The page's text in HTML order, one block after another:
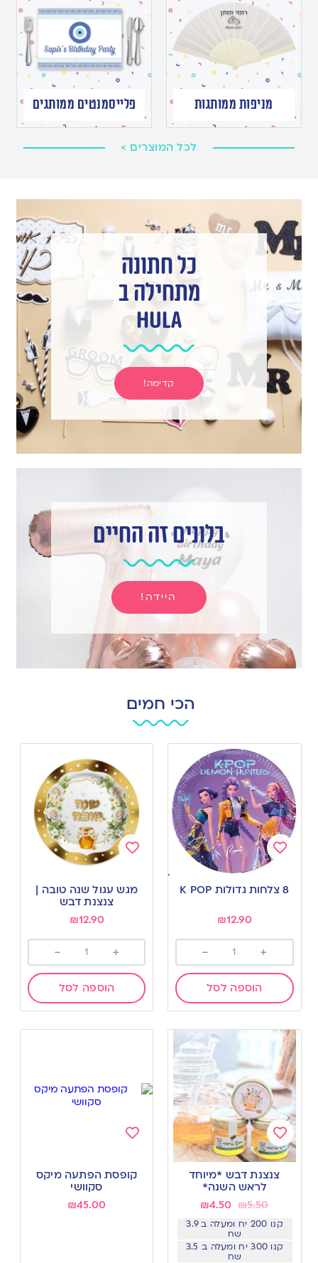
מניפות ממותגות פלייסמנטים ממותגים
לכל המוצרים >
כל חתונה
מתחילה ב
hula
קדימה!
בלונים זה החיים
היידה!
הכי חמים
to
wishlist
8 צלחות גדולות K POP
₪12.90
+
-
הוספה לסל
to
wishlist
מגש עגול שנה טובה |
צנצנת דבש
₪12.90
+
-
הוספה לסל
Add
wishlist
צנצנת דבש *מיוחד
לראש השנה*
₪5.50
₪4.50
קנו 200 יח ומעלה ב 3.9
שח
קנו 300 יח ומעלה ב 3.5
שח
to
wishlist
קופסת הפתעה מיקס
סקוושי
₪45.00